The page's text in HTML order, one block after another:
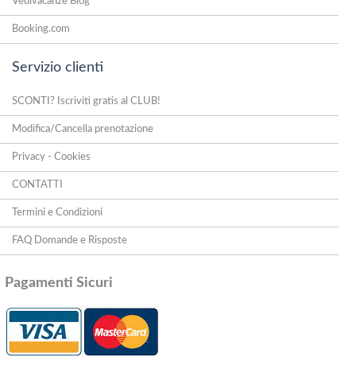
Booking.com
Servizio clienti
SCONTI? Iscriviti gratis al CLUB!
Modifica/Cancella prenotazione
Privacy - Cookies
CONTATTI
Termini e Condizioni
FAQ Domande e Risposte
Pagamenti Sicuri